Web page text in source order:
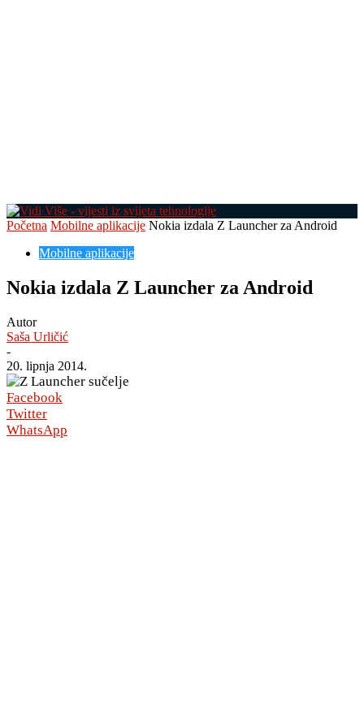
Početna Mobilne aplikacije Nokia izdala Z Launcher za Android
Mobilne aplikacije
Nokia izdala Z Launcher za Android
Autor
Saša Urličić
-
20. lipnja 2014.
Facebook
Twitter
WhatsApp